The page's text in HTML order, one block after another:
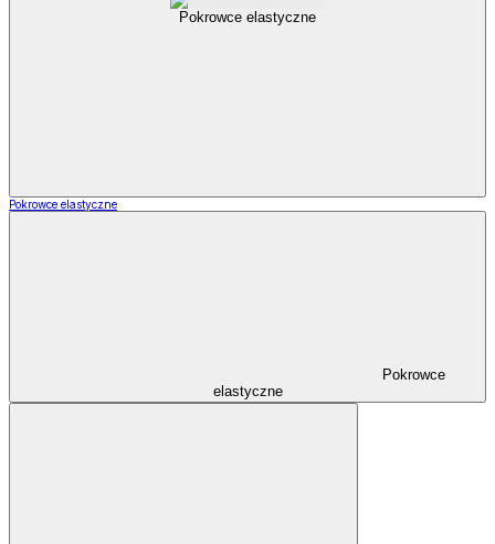
Pokrowce elastyczne
Pokrowce elastyczne
Pokrowce
elastyczne